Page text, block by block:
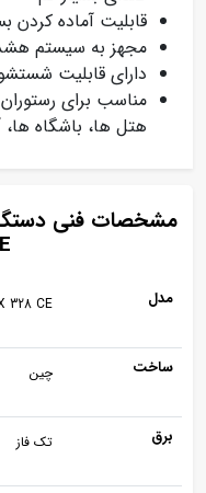
قابلیت آماده کردن بستنی
مجهز به سیستم
دارای قابلیت
مناسب برای
هتل ها، باشگاه
مدل 328 CE
ساخت چین
برق تک فاز